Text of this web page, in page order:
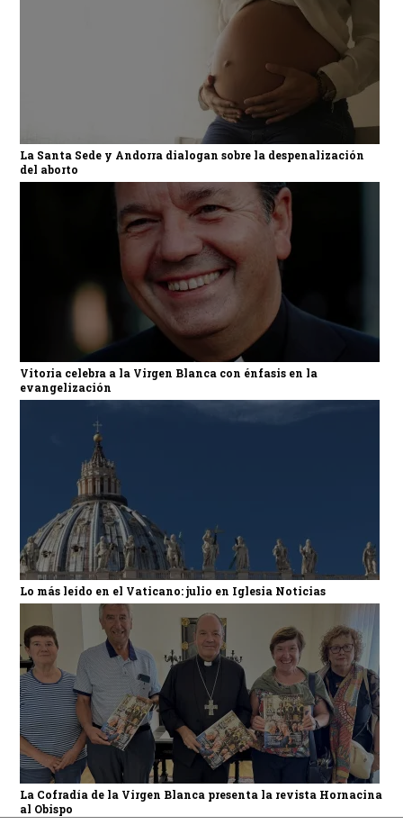
La Santa Sede y Andorra dialogan sobre la despenalización
del aborto
Vitoria celebra a la Virgen Blanca con énfasis en la
evangelización
Lo más leído en el Vaticano: julio en Iglesia Noticias
La Cofradía de la Virgen Blanca presenta la revista Hornacina
al Obispo